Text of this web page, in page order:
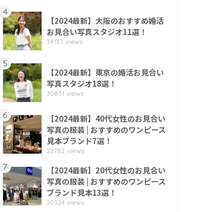
4
【2024最新】大阪のおすすめ婚活
お見合い写真スタジオ11選！
34137 views
5
【2024最新】東京の婚活お見合い
写真スタジオ18選！
30831 views
6
【2024最新】40代女性のお見合い
写真の服装 | おすすめのワンピース
見本ブランド7選！
22782 views
7
【2024最新】20代女性のお見合い
写真の服装 | おすすめのワンピース
ブランド見本13選！
20324 views